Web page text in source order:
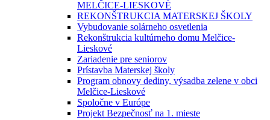
MELČICE-LIESKOVÉ
REKONŠTRUKCIA MATERSKEJ ŠKOLY
Vybudovanie solárneho osvetlenia
Rekonštrukcia kultúrneho domu Melčice-
Lieskové
Zariadenie pre seniorov
Prístavba Materskej školy
Program obnovy dediny, výsadba zelene v obci
Melčice-Lieskové
Spoločne v Európe
Projekt Bezpečnosť na 1. mieste